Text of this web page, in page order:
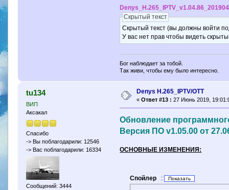
Скрытый текст
Скрытый текст (вы должны войти
У вас нет прав чтобы видеть
Бог наблюдает за тобой.
Так живи, чтобы ему было интересно.
tu134
ВИП
Аксакал
Спасибо
-> Вы поблагодарили: 12546
-> Вас поблагодарили: 16334
Сообщений: 3444
Denys H.265_IPTV/OTT
« Ответ #13 : 27 Июнь 2019,
Обновление
Версия ПО v1.05.00 от
ОСНОВНЫЕ ИЗМЕНЕНИЯ:
Спойлер :